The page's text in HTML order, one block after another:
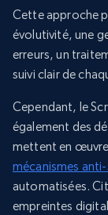
Cette approche
évolutivité, une
erreurs, un
suivi clair de
Cependant, le
également des
mettent en
mécanismes
automatisées.
empreintes